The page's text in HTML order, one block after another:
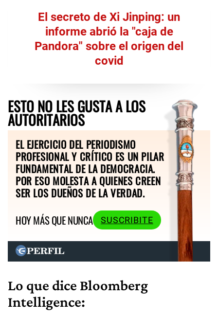
El secreto de Xi Jinping: un
informe abrió la "caja de
Pandora" sobre el origen del
covid
ESTO NO LES GUSTA A LOS
AUTORITARIOS
EL EJERCICIO DEL PERIODISMO
PROFESIONAL Y CRÍTICO ES UN PILAR
FUNDAMENTAL DE LA DEMOCRACIA.
POR ESO MOLESTA A QUIENES CREEN
SER LOS DUEÑOS DE LA VERDAD.
HOY MÁS QUE NUNCA
SUSCRIBITE
Lo que dice Bloomberg
Intelligence: